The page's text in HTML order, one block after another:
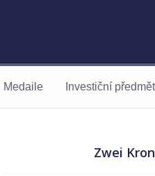
Medaile Investiční
Zwei